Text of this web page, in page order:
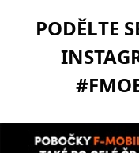
PODĚLTE